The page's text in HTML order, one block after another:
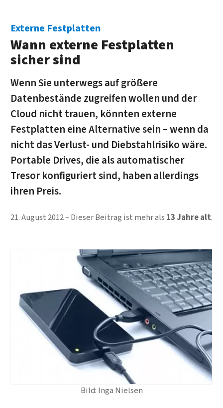
Externe Festplatten
Wann externe Festplatten
sicher sind
Wenn Sie unterwegs auf größere
Datenbestände zugreifen wollen und der
Cloud nicht trauen, könnten externe
Festplatten eine Alternative sein – wenn da
nicht das Verlust- und Diebstahlrisiko wäre.
Portable Drives, die als automatischer
Tresor konfiguriert sind, haben allerdings
ihren Preis.
21. August 2012 Dieser Beitrag ist mehr als 13 Jahre alt.
Bild: Inga Nielsen